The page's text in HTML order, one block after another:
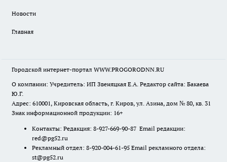
Новости
Главная
Городской интернет-портал WWW.PROGORODNN.RU
О компании: Учредитель: ИП Звеняцкая Е.А. Редактор сайта: Бакаева
Ю.Г.
Адрес: 610001, Кировская область, г. Киров, ул. Азина, дом № 80, кв. 31
Знак информационной продукции: 16+
Контакты: Редакция: 8-927-669-90-87 Email редакции:
red@pg52.ru
Рекламный отдел: 8-920-004-61-95 Email рекламного отдела:
st@pg52.ru